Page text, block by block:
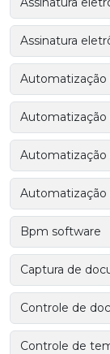
Assinatura
Automatização
Automatização
Automatização
Automatização
Bpm software
Captura de
Controle de
Controle de